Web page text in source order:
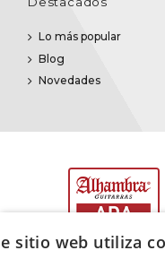
Lo más popular
Blog
Novedades
sitio web utiliza